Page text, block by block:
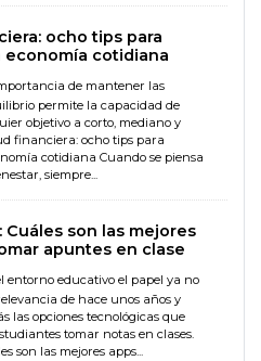
ocho tips para
economía cotidiana
de mantener las
permite la capacidad de
objetivo a corto, mediano y
financiera: ocho tips para
cotidiana Cuando se piensa
siempre...
Cuáles son las mejores
apuntes en clase
entorno educativo el papel ya no
de hace unos años y
las opciones tecnológicas que
tomar notas en clases.
son las mejores apps...